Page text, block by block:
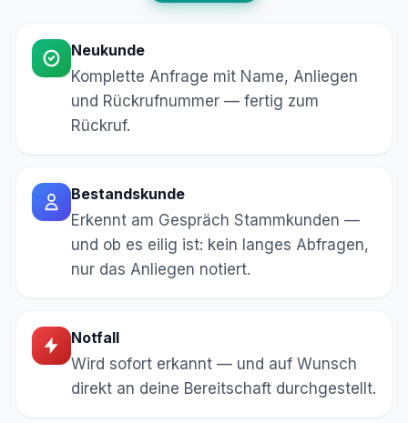
Neukunde
Komplette Anfrage mit Name, Anliegen
und Rückrufnummer — fertig zum
Rückruf.
Bestandskunde
Erkennt am Gespräch Stammkunden —
und ob es eilig ist: kein langes Abfragen,
nur das Anliegen notiert.
Notfall
Wird sofort erkannt — und auf Wunsch
direkt an deine Bereitschaft durchgestellt.